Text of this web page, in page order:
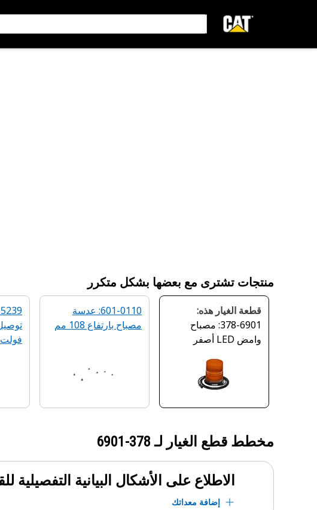
منتجات تشترى مع بعضها بشكل متكرر
قطعة الغيار هذه:
378-6901: مصباح
وامض LED أصفر
601-0110: عدسة
مصباح بارتفاع 108 مم
فولت
مخطط قطع الغيار لـ 378-6901
الاطلاع على الأشكال البيانية التفصيلية
إضافة معداتك